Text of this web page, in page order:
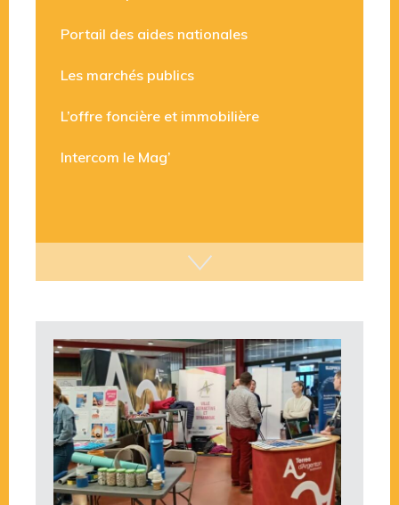
Nos entreprises en vidéo
Portail des aides nationales
Les marchés publics
L’offre foncière et immobilière